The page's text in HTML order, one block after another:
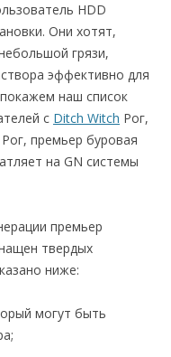
HDD
Они хотят,
грязи,
эффективно для
наш список
с Ditch Witch Рог,
премьер буровая
на GN системы
премьер
твердых
ниже:
могут быть